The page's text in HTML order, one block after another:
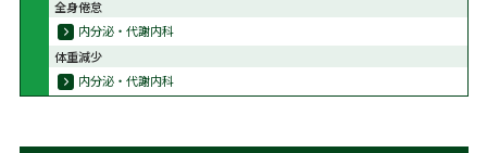
全身倦怠
内分泌・代謝内科
体重減少
内分泌・代謝内科